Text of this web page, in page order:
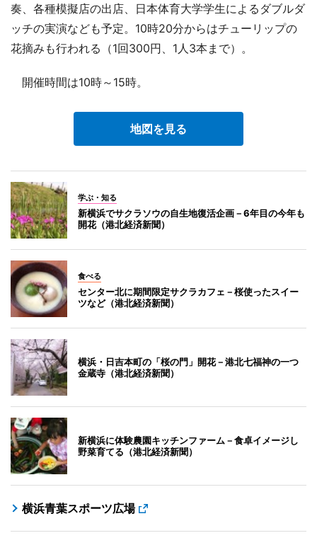
奏、各種模擬店の出店、日本体育大学学生によるダブルダ
ッチの実演なども予定。10時20分からはチューリップの
花摘みも行われる（1回300円、1人3本まで）。
開催時間は10時～15時。
地図を見る
学ぶ・知る
新横浜でサクラソウの自生地復活企画－6年目の今年も
開花（港北経済新聞）
食べる
センター北に期間限定サクラカフェ－桜使ったスイー
ツなど（港北経済新聞）
横浜・日吉本町の「桜の門」開花－港北七福神の一つ
金蔵寺（港北経済新聞）
新横浜に体験農園キッチンファーム－食卓イメージし
野菜育てる（港北経済新聞）
横浜青葉スポーツ広場